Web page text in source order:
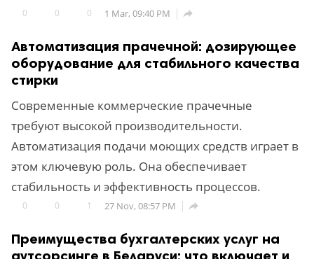
0 0 0 1 Mar, 09:40 PM 
Автоматизация прачечной: дозирующее
оборудование для стабильного качества
стирки
Современные коммерческие прачечные
требуют высокой производительности.
Автоматизация подачи моющих средств играет в
этом ключевую роль. Она обеспечивает
стабильность и эффективность процессов.
0 0 1 27 Nov, 08:57 PM 
Преимущества бухгалтерских услуг на